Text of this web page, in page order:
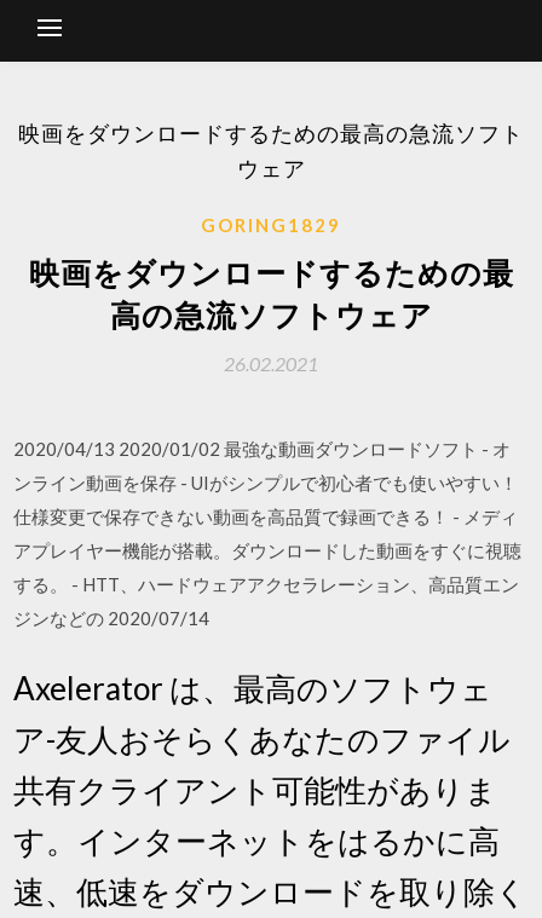
映画をダウンロードするための最高の急流ソフト
ウェア
GORING1829
映画をダウンロードするための最
高の急流ソフトウェア
26.02.2021
2020/04/13 2020/01/02 最強な動画ダウンロードソフト - オ
ンライン動画を保存 - UIがシンプルで初心者でも使いやすい！
仕様変更で保存できない動画を高品質で録画できる！ - メディ
アプレイヤー機能が搭載。ダウンロードした動画をすぐに視聴
する。 - HTT、ハードウェアアクセラレーション、高品質エン
ジンなどの 2020/07/14
Axelerator は、最高のソフトウェ
ア-友人おそらくあなたのファイル
共有クライアント可能性がありま
す。インターネットをはるかに高
速、低速をダウンロードを取り除く